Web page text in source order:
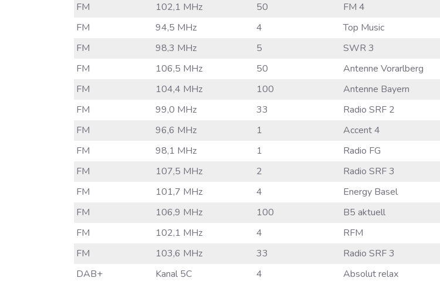
FM
102,1 MHz 50
FM 4
FM
94,5 MHz 4
Top Music
FM
98,3 MHz 5
SWR 3
FM
106,5 MHz 50
Antenne Vorarlberg
FM
104,4 MHz 100
Antenne Bayern
FM
99,0 MHz 33
Radio SRF 2
FM
96,6 MHz 1
Accent 4
FM
98,1 MHz 1
Radio FG
FM
107,5 MHz 2
Radio SRF 3
FM
101,7 MHz 4
Energy Basel
FM
106,9 MHz 100
B5 aktuell
FM
102,1 MHz 4
RFM
FM
103,6 MHz 33
Radio SRF 3
DAB+
Kanal 5C 4
Absolut relax